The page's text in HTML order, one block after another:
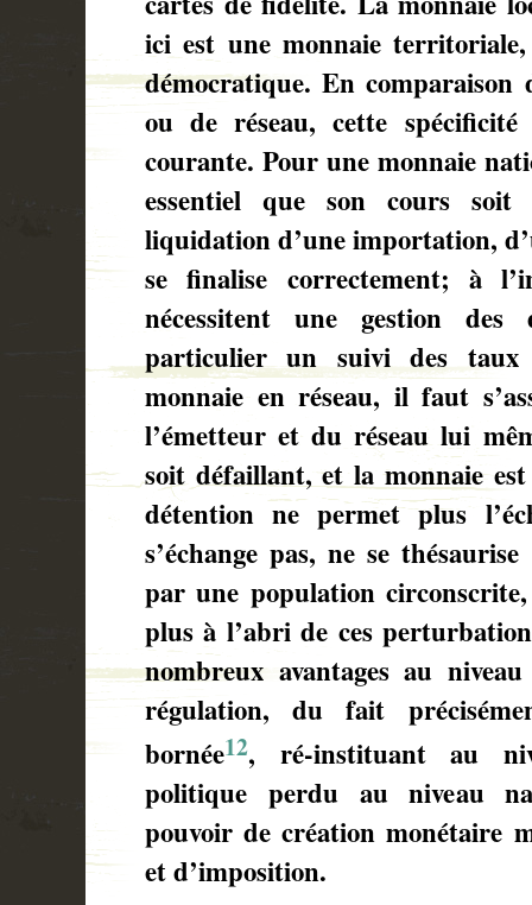
ici est une monnaie
démocratique. En comparaison
ou de réseau, cette
courante. Pour une monnaie
essentiel que son cours
liquidation d’une importation,
se finalise correctement; à
nécessitent une gestion des
particulier un suivi des taux
monnaie en réseau, il faut
l’émetteur et du réseau lui
soit défaillant, et la monnaie
détention ne permet plus
s’échange pas, ne se
par une population
plus à l’abri de ces
nombreux avantages au
régulation, du fait
bornée12, ré-instituant au
politique perdu au niveau
pouvoir de création monétaire
et d’imposition.